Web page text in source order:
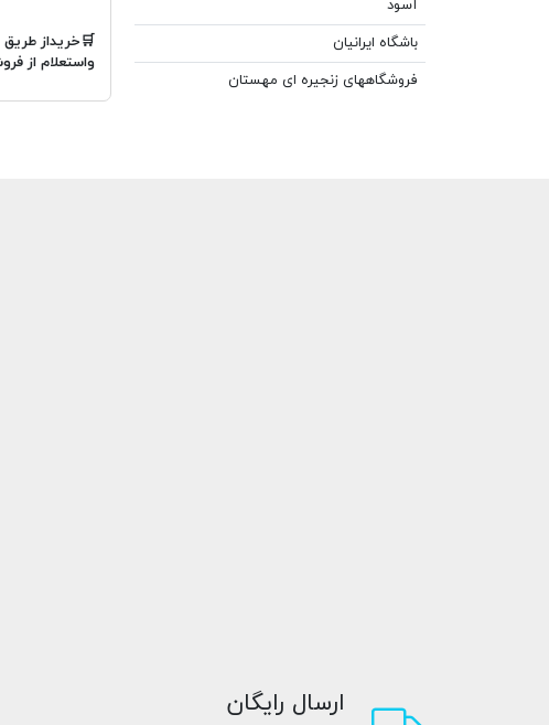
آسود
باشگاه ایرانیان
فروشگاههای زنجیره ای مهستان
🛒خریداز
واستعلام از
ارسال رایگان